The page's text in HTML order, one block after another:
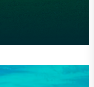
Atas (Haute-Ville)